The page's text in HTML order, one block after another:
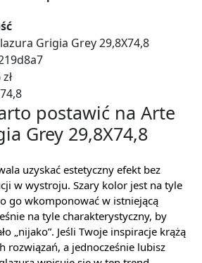
Grigia Grey 29,8X74,8
postawić na Arte
Grey 29,8X74,8
uzyskać estetyczny efekt bez
w wystroju. Szary kolor jest na tyle
go wkomponować w istniejącą
na tyle charakterystyczny, by
„nijako”. Jeśli Twoje inspiracje krążą
rozwiązań, a jednocześnie lubisz